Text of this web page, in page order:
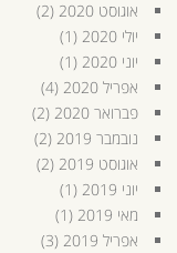
אוגוסט 2020
(2)
יולי 2020
(1)
יוני 2020
(1)
אפריל 2020
(4)
פברואר 2020
(2)
נובמבר 2019
(2)
אוגוסט 2019
(2)
יוני 2019
(1)
מאי 2019
(1)
אפריל 2019
(3)